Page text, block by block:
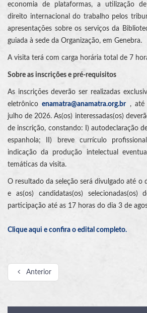
economia de plataformas, a utilização
direito internacional do trabalho pelos
apresentações sobre os serviços da
guiada à sede da Organização, em Genebra.
A visita terá com carga horária total de 7
Sobre as inscrições e pré-requisitos
As inscrições deverão ser realizadas
eletrônicoenamatra@anamatra.org.br, até
julho de 2026. As(os) interessadas(os)
de inscrição, constando: I) autodeclaração
espanhola; II) breve currículo
indicação da produção intelectual
temáticas da visita.
O resultado da seleção será divulgado até o
e as(os) candidatas(os) selecionadas(os)
participação até as 17 horas do dia 3 de
Clique aqui e confira o edital completo.
Anterior